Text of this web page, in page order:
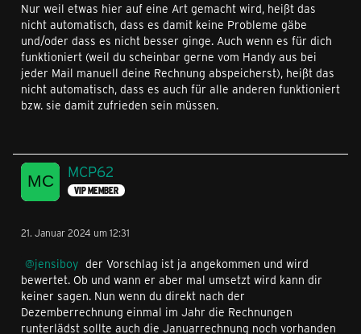
Nur weil etwas hier auf eine Art gemacht wird, heißt das
nicht automatisch, dass es damit keine Probleme gäbe
und/oder dass es nicht besser ginge. Auch wenn es für dich
funktioniert (weil du scheinbar gerne vom Handy aus bei
jeder Mail manuell deine Rechnung abspeicherst), heißt das
nicht automatisch, dass es auch für alle anderen funktioniert
bzw. sie damit zufrieden sein müssen.
MCP62
VIP MEMBER
21. Januar 2024 um 12:31
jensiboy der Vorschlag ist ja angekommen und wird
bewertet. Ob und wann er aber mal umsetzt wird kann dir
keiner sagen. Nun wenn du direkt nach der
Dezemberrechnung einmal im Jahr die Rechnungen
runterlädst sollte auch die Januarrechnung noch vorhanden